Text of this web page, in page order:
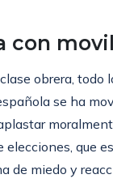
con
obrera, todo
se ha
que
de miedo y